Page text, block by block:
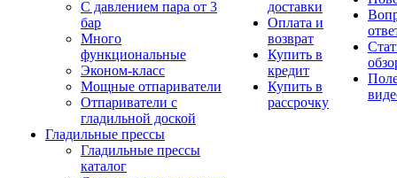
С давлением пара от 3
бар
Много
функциональные
Эконом-класс
Мощные отпариватели
Отпариватели с
гладильной доской
Гладильные прессы
Гладильные прессы
каталог
доставки
Оплата и
возврат
Купить в
кредит
Купить в
рассрочку